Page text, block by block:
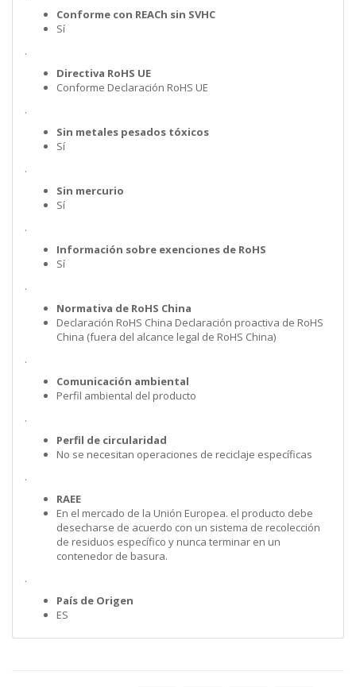
Conforme con REACh sin SVHC
Sí
.
Directiva RoHS UE
Conforme Declaración RoHS UE
.
Sin metales pesados tóxicos
Sí
.
Sin mercurio
Sí
.
Información sobre exenciones de RoHS
Sí
.
Normativa de RoHS China
Declaración RoHS China Declaración proactiva de RoHS
China (fuera del alcance legal de RoHS China)
.
Comunicación ambiental
Perfil ambiental del producto
.
Perfil de circularidad
No se necesitan operaciones de reciclaje específicas
.
RAEE
En el mercado de la Unión Europea. el producto debe
desecharse de acuerdo con un sistema de recolección
de residuos específico y nunca terminar en un
contenedor de basura.
.
País de Origen
ES